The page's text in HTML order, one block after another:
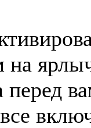
на
перед